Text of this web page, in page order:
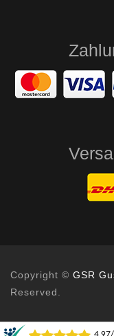
Copyright © GSR
Reserved.